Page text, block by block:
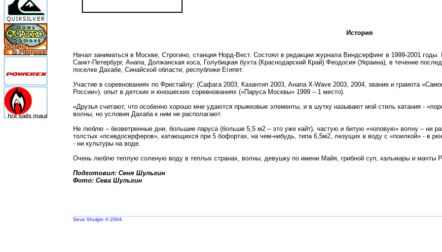
История
Начал заниматься в Москве, Строгино, станция Норд-Вест. Состоял в редакции журнала Виндсерфинг в 1999-2001 годы.
Санкт-Петербург, Анапа, Должанская коса, Голубицкая бухта (Краснодарский Край) Феодосия (Украина), в течение
поселке Дахабе, Синайской области, республики Египет.
Участие в соревнованиях по Фристайлу: (Сафага 2003, Казантип 2003, Анапа X-Wave 2003, 2004, звание и грамота
России»), опыт в детских и юношеских соревнованиях («Паруса Москвы» 1999 – 1 место).
«Друзья считают, что особенно хорошо мне удаются прыжковые элементы, и в шутку называют мой стиль катания -
волны, но условия Дахаба к ним не располагают.
Не люблю – безветренные дни, большие паруса (больше 5,5 м2 – это уже кайт), частую и битую «чоповую» волну – ни
толстых «псевдосерферов», катающихся при 5 бофортах, на чем-нибудь, типа 6,5м2, лезущих в воду с «поилкой» - в
- ни культуры на воде.
Очень люблю теплую соленую воду в теплых странах, волны, девушку по имени Майя, грибной суп, кальмары и мачты
Подготовил: Сеня Шульгин
Фото: Сева Шульгин
Seva Shulgin © 2004